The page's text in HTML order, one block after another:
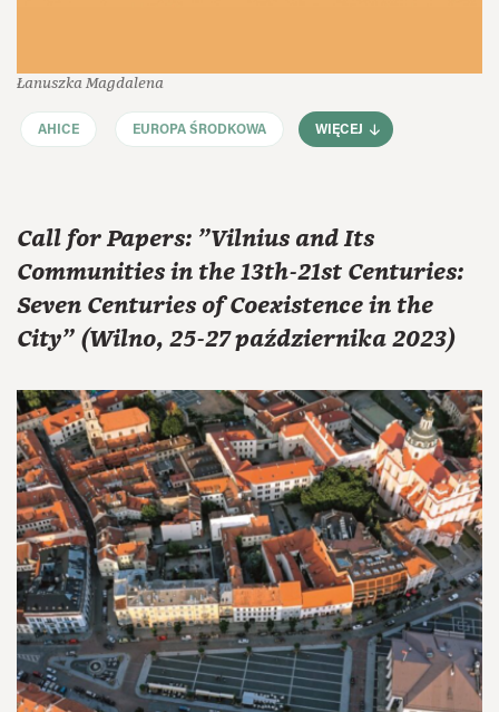
Łanuszka Magdalena
AHICE EUROPA ŚRODKOWA WIĘCEJ
Call for Papers: "Vilnius and Its
Communities in the 13th-21st Centuries:
Seven Centuries of Coexistence in the
City" (Wilno, 25-27 października 2023)